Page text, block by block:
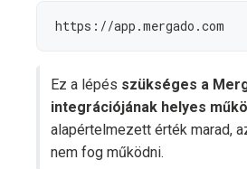
https://app.mergado.com
Ez a lépés szükséges a
integrációjának helyes
alapértelmezett érték marad,
nem fog működni.